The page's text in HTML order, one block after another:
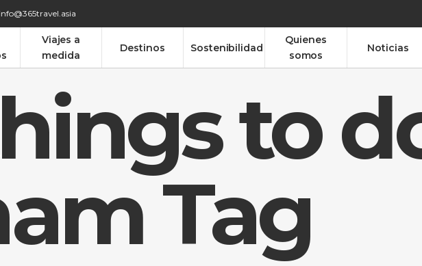
info@365travel.asia
Viajes a
medida
Destinos Sostenibilidad
Quienes
somos
Noticias
to
Tag